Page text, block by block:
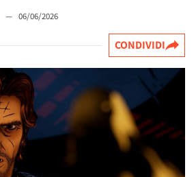
— 06/06/2026
CONDIVIDI